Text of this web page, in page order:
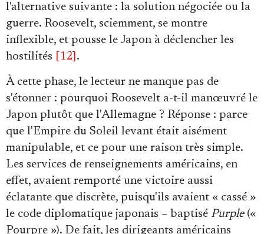
l'alternative suivante : la solution négociée ou la
guerre. Roosevelt, sciemment, se montre
inflexible, et pousse le Japon à déclencher les
hostilités
[12] .
À cette phase, le lecteur ne manque pas de
s'étonner : pourquoi Roosevelt a-t-il manœuvré le
Japon plutôt que l'Allemagne ? Réponse : parce
que l'Empire du Soleil levant était aisément
manipulable, et ce pour une raison très simple.
Les services de renseignements américains, en
effet, avaient remporté une victoire aussi
éclatante que discrète, puisqu'ils avaient « cassé »
le code diplomatique japonais – baptisé Purple(«
Pourpre »). De fait, les dirigeants américains